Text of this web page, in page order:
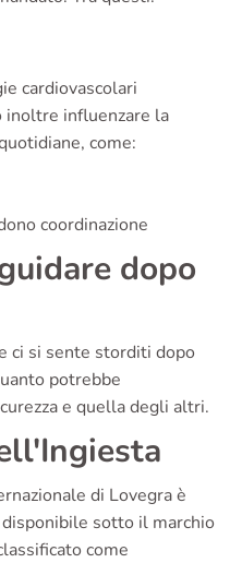
cardiovascolari
inoltre influenzare la
come:
coordinazione
dopo
ci si sente storditi dopo
potrebbe
e quella degli altri.
di Lovegra è
sotto il marchio
come